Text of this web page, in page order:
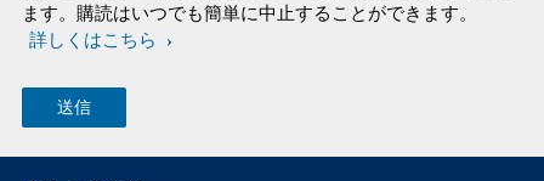
ます。購読はいつでも簡単に中止することができます。
詳しくはこちら